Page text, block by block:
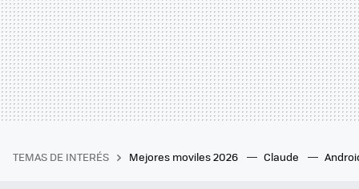
TEMAS DE INTERÉS Mejores moviles 2026 Claude